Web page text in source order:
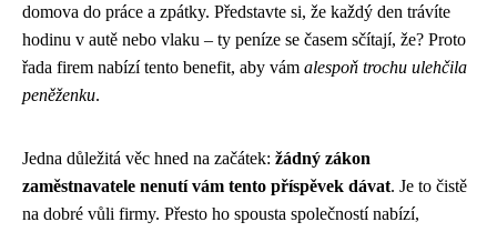
domova do práce a zpátky. Představte si, že každý den trávíte
hodinu v autě nebo vlaku – ty peníze se časem sčítají, že? Proto
řada firem nabízí tento benefit, aby vám alespoň trochu ulehčila
peněženku.
Jedna důležitá věc hned na začátek: žádný zákon
zaměstnavatele nenutí vám tento příspěvek dávat. Je to čistě
na dobré vůli firmy. Přesto ho spousta společností nabízí,